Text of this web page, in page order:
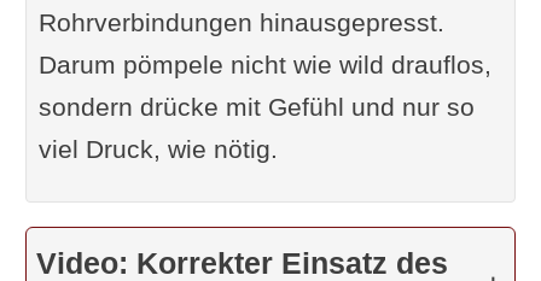
Rohrverbindungen hinausgepresst.
Darum pömpele nicht wie wild drauflos,
sondern drücke mit Gefühl und nur so
viel Druck, wie nötig.
Video: Korrekter Einsatz des